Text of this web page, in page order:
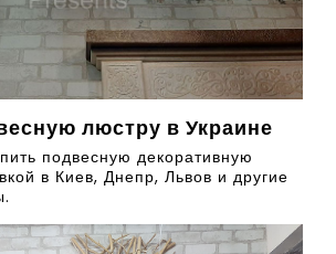
люстру в Украине
подвесную декоративную
в Киев, Днепр, Львов и другие